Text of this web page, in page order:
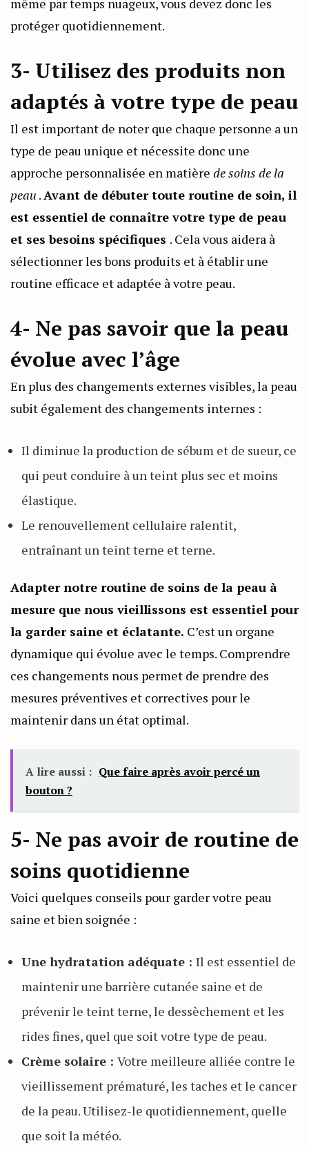
protéger quotidiennement.
3- Utilisez des produits non
adaptés à votre type de peau
Il est important de noter que chaque personne a un
type de peau unique et nécessite donc une
approche personnalisée en matière de soins de la
peau . Avant de débuter toute routine de soin, il
est essentiel de connaître votre type de peau
et ses besoins spécifiques . Cela vous aidera à
sélectionner les bons produits et à établir une
routine efficace et adaptée à votre peau.
4- Ne pas savoir que la peau
évolue avec l’âge
En plus des changements externes visibles, la peau
subit également des changements internes :
Il diminue la production de sébum et de sueur, ce
qui peut conduire à un teint plus sec et moins
élastique.
Le renouvellement cellulaire ralentit,
entraînant un teint terne et terne.
Adapter notre routine de soins de la peau à
mesure que nous vieillissons est essentiel pour
la garder saine et éclatante. C’est un organe
dynamique qui évolue avec le temps. Comprendre
ces changements nous permet de prendre des
mesures préventives et correctives pour le
maintenir dans un état optimal.
A lire aussi : Que faire après avoir percé un
bouton ?
5- Ne pas avoir de routine de
soins quotidienne
Voici quelques conseils pour garder votre peau
saine et bien soignée :
Une hydratation adéquate : Il est essentiel de
maintenir une barrière cutanée saine et de
prévenir le teint terne, le dessèchement et les
rides fines, quel que soit votre type de peau.
Crème solaire : Votre meilleure alliée contre le
vieillissement prématuré, les taches et le cancer
de la peau. Utilisez-le quotidiennement, quelle
que soit la météo.